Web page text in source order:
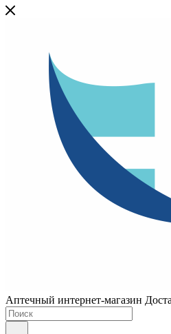
Аптечный интернет-магазин